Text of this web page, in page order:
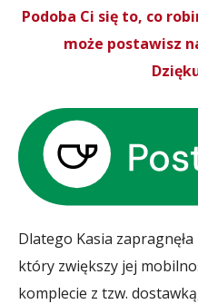
Podoba Ci się to, co
może postawisz
Dlatego Kasia
który zwiększy jej
komplecie z tzw.